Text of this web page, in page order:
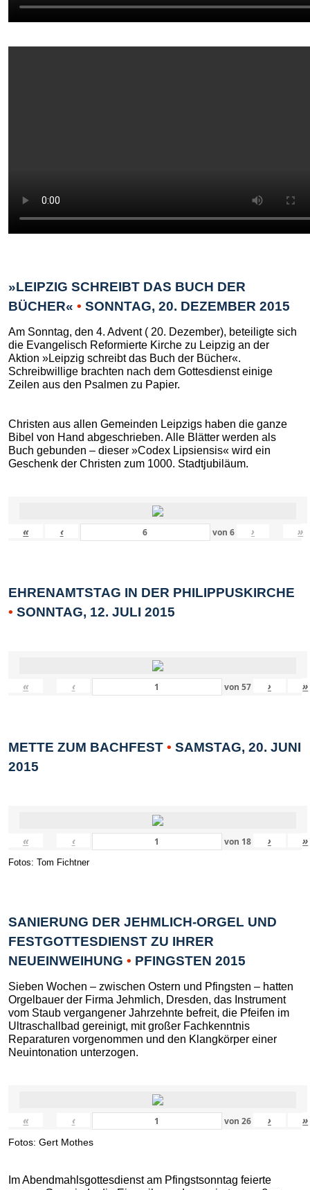
»LEIPZIG SCHREIBT DAS BUCH DER
BÜCHER« • SONNTAG, 20. DEZEMBER 2015
Am Sonntag, den 4. Advent ( 20. Dezember), beteiligte sich
die Evangelisch Reformierte Kirche zu Leipzig an der
Aktion »Leipzig schreibt das Buch der Bücher«.
Schreibwillige brachten nach dem Gottesdienst einige
Zeilen aus den Psalmen zu Papier.
Christen aus allen Gemeinden Leipzigs haben die ganze
Bibel von Hand abgeschrieben. Alle Blätter werden als
Buch gebunden – dieser »Codex Lipsiensis« wird ein
Geschenk der Christen zum 1000. Stadtjubiläum.
« ‹ von 6 › »
EHRENAMTSTAG IN DER PHILIPPUSKIRCHE
• SONNTAG, 12. JULI 2015
« ‹ von 57 › »
METTE ZUM BACHFEST • SAMSTAG, 20. JUNI
2015
« ‹ von 18 › »
Fotos: Tom Fichtner
SANIERUNG DER JEHMLICH-ORGEL UND
FESTGOTTESDIENST ZU IHRER
NEUEINWEIHUNG • PFINGSTEN 2015
Sieben Wochen – zwischen Ostern und Pfingsten – hatten
Orgelbauer der Firma Jehmlich, Dresden, das Instrument
vom Staub vergangener Jahrzehnte befreit, die Pfeifen im
Ultraschallbad gereinigt, mit großer Fachkenntnis
Reparaturen vorgenommen und den Klangkörper einer
Neuintonation unterzogen.
« ‹ von 26 › »
Fotos: Gert Mothes
Im Abendmahlsgottesdienst am Pfingstsonntag feierte